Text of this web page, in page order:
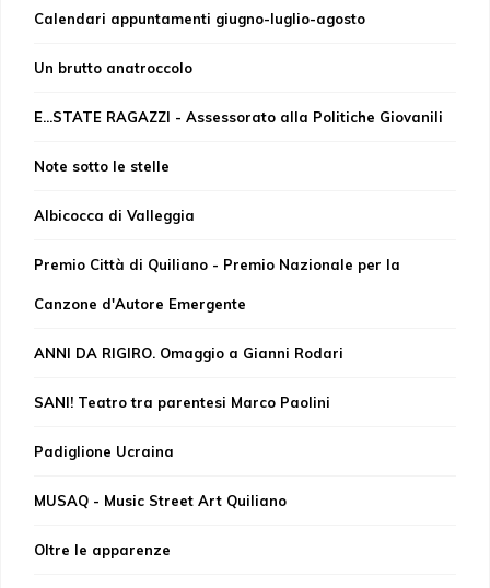
Calendari appuntamenti giugno-luglio-agosto
Un brutto anatroccolo
E...STATE RAGAZZI - Assessorato alla Politiche Giovanili
Note sotto le stelle
Albicocca di Valleggia
Premio Città di Quiliano - Premio Nazionale per la
Canzone d'Autore Emergente
ANNI DA RIGIRO. Omaggio a Gianni Rodari
SANI! Teatro tra parentesi Marco Paolini
Padiglione Ucraina
MUSAQ - Music Street Art Quiliano
Oltre le apparenze